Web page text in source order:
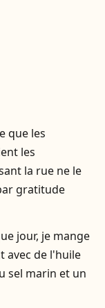
que les
les
la rue ne le
gratitude
jour, je mange
avec de l'huile
sel marin et un